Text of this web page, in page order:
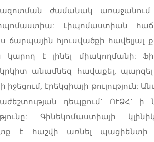
ժամանակ
Լիպոմաստիան
հյուսվածքի հավելյալ
կարող է լինել միակողմանի:
անամնեզ հավաքել,
իջեցում, էրեկցիայի
դեպքում` ՈՒՁՀ`
Գինեկոմաստիայի
է հաշվի առնել պացիենտի